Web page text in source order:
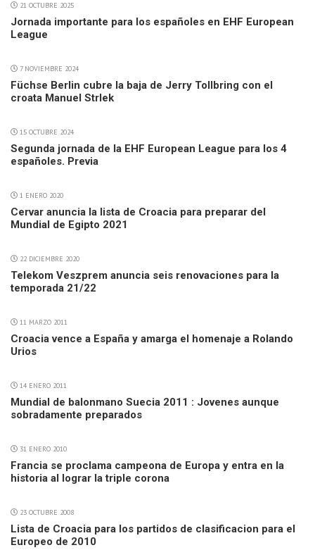
21 OCTUBRE 2025
Jornada importante para los españoles en EHF European
League
7 NOVIEMBRE 2024
Füchse Berlin cubre la baja de Jerry Tollbring con el
croata Manuel Strlek
15 OCTUBRE 2024
Segunda jornada de la EHF European League para los 4
españoles. Previa
1 ENERO 2020
Cervar anuncia la lista de Croacia para preparar del
Mundial de Egipto 2021
22 DICIEMBRE 2020
Telekom Veszprem anuncia seis renovaciones para la
temporada 21/22
11 MARZO 2011
Croacia vence a España y amarga el homenaje a Rolando
Urios
14 ENERO 2011
Mundial de balonmano Suecia 2011 : Jovenes aunque
sobradamente preparados
31 ENERO 2010
Francia se proclama campeona de Europa y entra en la
historia al lograr la triple corona
23 OCTUBRE 2008
Lista de Croacia para los partidos de clasificacion para el
Europeo de 2010